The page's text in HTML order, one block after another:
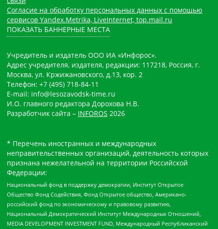
Согласие на обработку персональных данных с помощью
сервисов Yandex.Metrika, LiveInternet, top.mail.ru
ПОКАЗАТЬ БАННЕРНЫЕ МЕСТА
Учредитель и издатель ООО ИА «Инфорос».
Адрес учредителя, издателя, редакции: 117218, Россия, г.
Москва, ул. Кржижановского, д.13, кор. 2
Телефон: +7 (495) 718-84-11
E-mail: info@lesozavodsk-time.ru
И.О. главного редактора Дорохова Н.В.
Разработчик сайта – INFOROS 2026
* Перечень иностранных и международных
неправительственных организаций, деятельность которых
признана нежелательной на территории Российской
Федерации:
Национальный фонд в поддержку демократии, Институт Открытое
Общество Фонд Содействия, Фонд Открытое общество, Американо-
российский фонд по экономическому и правовому развитию,
Национальный Демократический Институт Международных Отношений,
MEDIA DEVELOPMENT INVESTMENT FUND, Международный Республиканский